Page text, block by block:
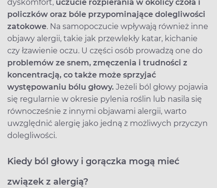
dyskomfort, uczucie rozpierania w okolicy czoła i
policzków oraz bóle przypominające dolegliwości
zatokowe. Na samopoczucie wpływają również inne
objawy alergii, takie jak przewlekły katar, kichanie
czy łzawienie oczu. U części osób prowadzą one do
problemów ze snem, zmęczenia i trudności z
koncentracją, co także może sprzyjać
występowaniu bólu głowy. Jeżeli ból głowy pojawia
się regularnie w okresie pylenia roślin lub nasila się
równocześnie z innymi objawami alergii, warto
uwzględnić alergię jako jedną z możliwych przyczyn
dolegliwości.
Kiedy ból głowy i gorączka mogą mieć
związek z alergią?